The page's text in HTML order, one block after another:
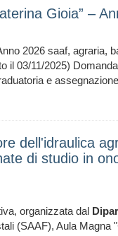
Gioia” –
2026 saaf, agraria,
il 03/11/2025)
e
dell'idraulica
di studio in
organizzata dal
(SAAF), Aula Magna